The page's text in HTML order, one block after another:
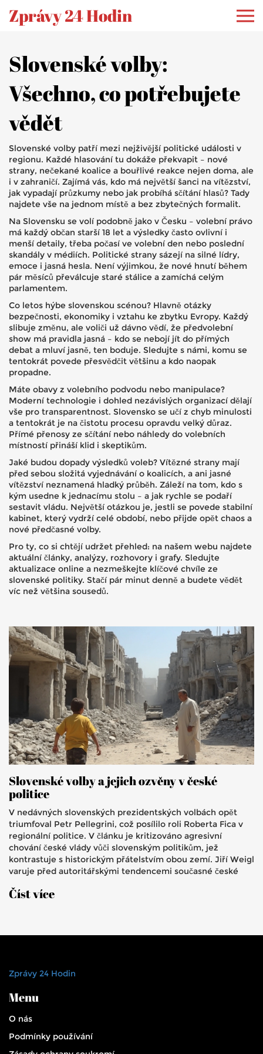
Zprávy 24 Hodin
Slovenské volby:
Všechno, co potřebujete
vědět
Slovenské volby patří mezi nejživější politické události v
regionu. Každé hlasování tu dokáže překvapit – nové
strany, nečekané koalice a bouřlivé reakce nejen doma, ale
i v zahraničí. Zajímá vás, kdo má největší šanci na vítězství,
jak vypadají průzkumy nebo jak probíhá sčítání hlasů? Tady
najdete vše na jednom místě a bez zbytečných formalit.
Na Slovensku se volí podobně jako v Česku – volební právo
má každý občan starší 18 let a výsledky často ovlivní i
menší detaily, třeba počasí ve volební den nebo poslední
skandály v médiích. Politické strany sázejí na silné lídry,
emoce i jasná hesla. Není výjimkou, že nové hnutí během
pár měsíců převálcuje staré stálice a zamíchá celým
parlamentem.
Co letos hýbe slovenskou scénou? Hlavně otázky
bezpečnosti, ekonomiky i vztahu ke zbytku Evropy. Každý
slibuje změnu, ale voliči už dávno vědí, že předvolební
show má pravidla jasná – kdo se nebojí jít do přímých
debat a mluví jasně, ten boduje. Sledujte s námi, komu se
tentokrát povede přesvědčit většinu a kdo naopak
propadne.
Máte obavy z volebního podvodu nebo manipulace?
Moderní technologie i dohled nezávislých organizací dělají
vše pro transparentnost. Slovensko se učí z chyb minulosti
a tentokrát je na čistotu procesu opravdu velký důraz.
Přímé přenosy ze sčítání nebo náhledy do volebních
místností přináší klid i skeptikům.
Jaké budou dopady výsledků voleb? Vítězné strany mají
před sebou složitá vyjednávání o koalicích, a ani jasné
vítězství neznamená hladký průběh. Záleží na tom, kdo s
kým usedne k jednacímu stolu – a jak rychle se podaří
sestavit vládu. Největší otázkou je, jestli se povede stabilní
kabinet, který vydrží celé období, nebo přijde opět chaos a
nové předčasné volby.
Pro ty, co si chtějí udržet přehled: na našem webu najdete
aktuální články, analýzy, rozhovory i grafy. Sledujte
aktualizace online a nezmeškejte klíčové chvíle ze
slovenské politiky. Stačí pár minut denně a budete vědět
víc než většina sousedů.
Slovenské volby a jejich ozvěny v české
politice
V nedávných slovenských prezidentských volbách opět
triumfoval Petr Pellegrini, což posílilo roli Roberta Fica v
regionální politice. V článku je kritizováno agresivní
chování české vlády vůči slovenským politikům, jež
kontrastuje s historickým přátelstvím obou zemí. Jiří Weigl
varuje před autoritářskými tendencemi současné české
vztahům.
Číst více
Zprávy 24 Hodin
Menu
O nás
Podmínky používání